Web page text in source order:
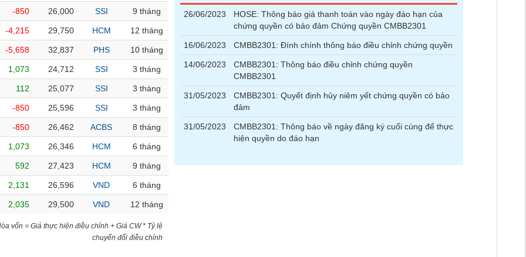
-850 26,000 SSI 9 tháng
-4,215 29,750 HCM 12 tháng
-5,658 32,837 PHS 10 tháng
1,073 24,712 SSI 3 tháng
112 25,077 SSI 3 tháng
-850 25,596 SSI 3 tháng
-850 26,462 ACBS 8 tháng
1,073 26,346 HCM 6 tháng
592 27,423 HCM 9 tháng
2,131 26,596 VND 6 tháng
2,035 29,500 VND 12 tháng
vốn = Giá thực hiện điều chỉnh + Giá CW * Tỷ lệ
chuyển đổi điều chỉnh
26/06/2023
HOSE: Thông báo giá thanh toán vào ngày đáo hạn của
chứng quyền có bảo đảm Chứng quyền CMBB2301
16/06/2023 CMBB2301: Đính chính thông báo điều chỉnh chứng quyền
14/06/2023
CMBB2301: Thông báo điều chỉnh chứng quyền
CMBB2301
31/05/2023
CMBB2301: Quyết định hủy niêm yết chứng quyền có bảo
đảm
31/05/2023
CMBB2301: Thông báo về ngày đăng ký cuối cùng để thực
hiện quyền do đáo hạn